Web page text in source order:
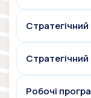
Робочі